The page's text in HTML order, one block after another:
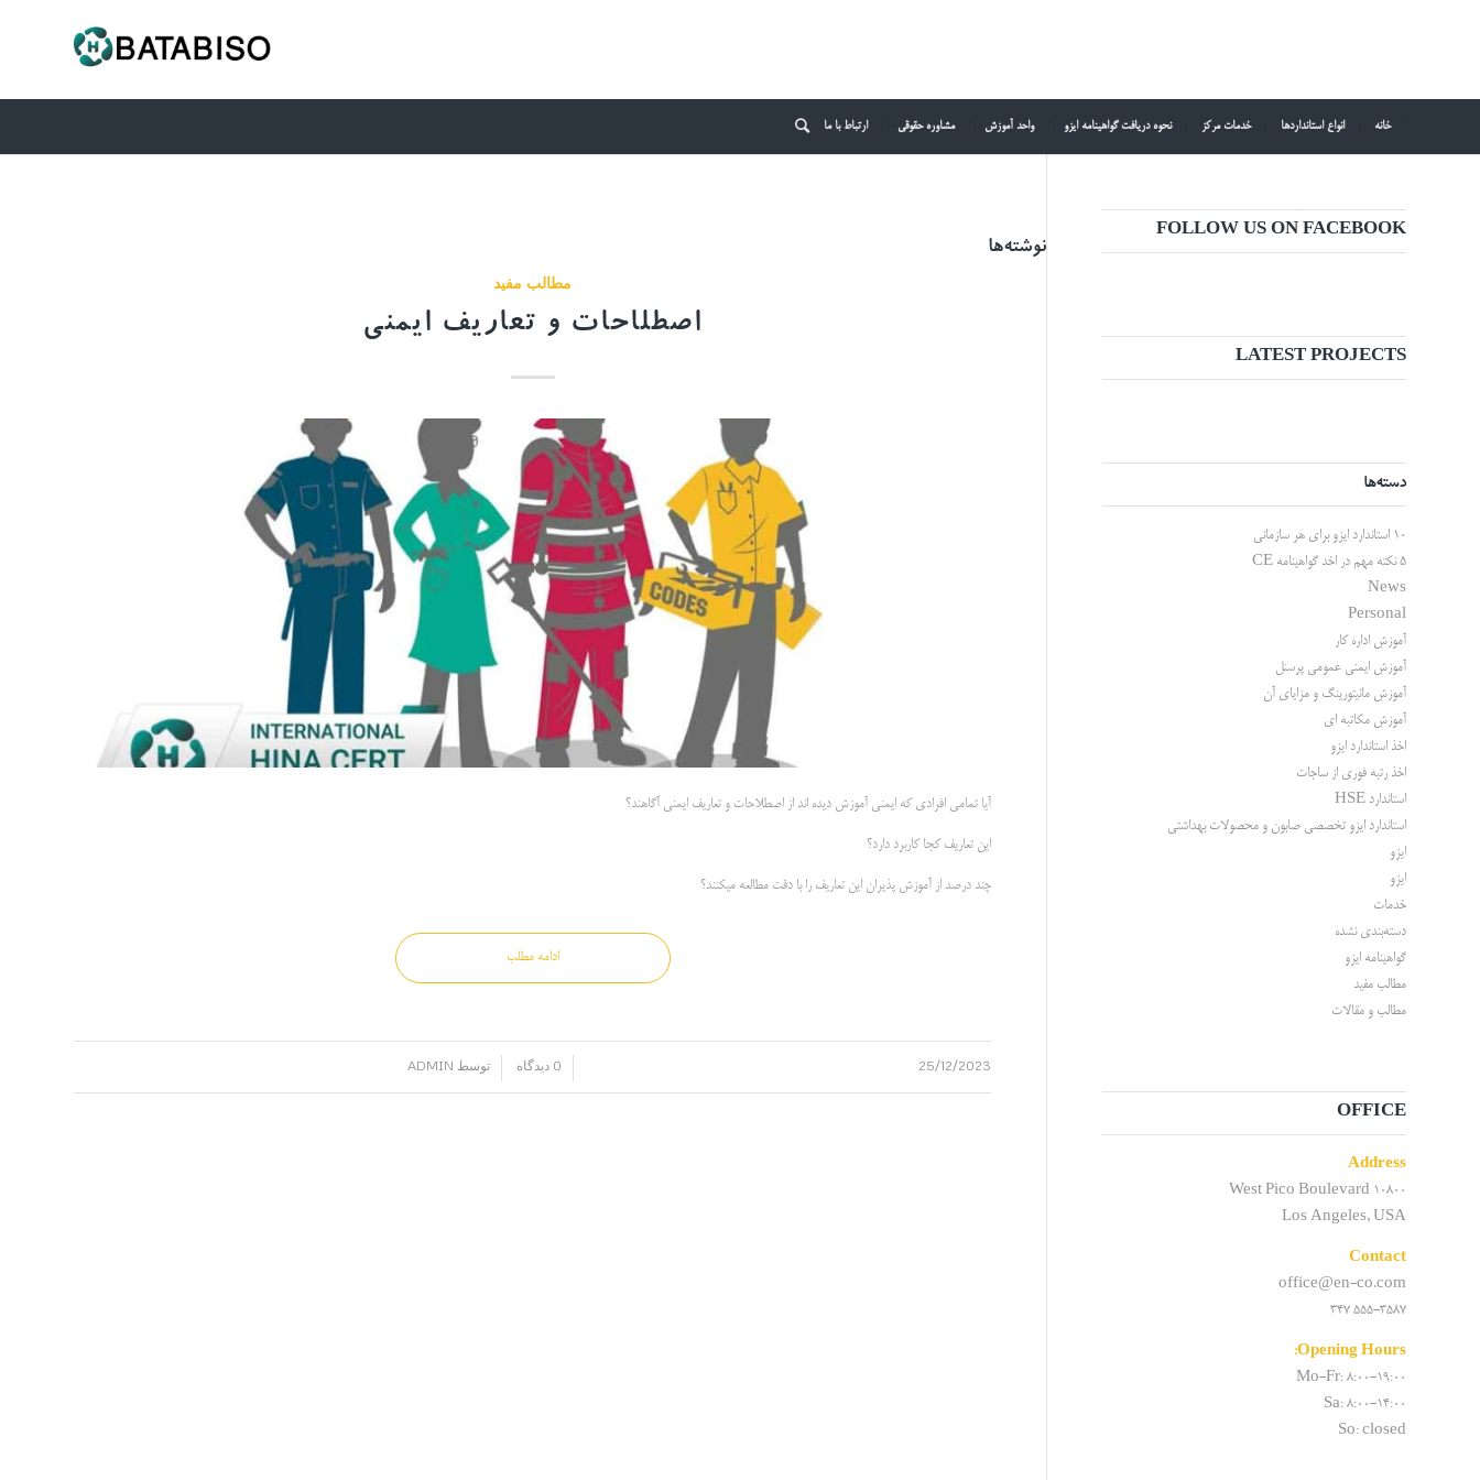
خانه انواع استانداردها خدمات مرکز نحوه دریافت گواهینامه ایزو واحد آموزش مشاوره حقوقی ارتباط با ما
نوشته‌ها
مطالب مفید
اصطلاحات و تعاریف ایمنی
آیا تمامی افرادی که ایمنی آموزش دیده اند از اصطلاحات و تعاریف ایمنی آگاهند؟
این تعاریف کجا کاربرد دارد؟
چند درصد از آموزش پذیران این تعاریف را با دقت مطالعه میکنند؟
ادامه مطلب
25/12/2023 0 دیدگاه توسط ADMIN
FOLLOW US ON FACEBOOK
LATEST PROJECTS
دسته‌ها
10 استاندارد ایزو برای هر سازمانی
5 نکته مهم در اخد گواهینامه CE
News
Personal
آموزش اداره کار
آموزش ایمنی عمومی پرسنل
آموزش مانیتورینگ و مزایای آن
آموزش مکاتبه ای
اخذ استاندارد ایزو
اخذ رتبه فوری از ساجات
استاندارد HSE
استاندارد ایزو تخصصی صابون و محصولات بهداشتی
ایزو
ایزو
خدمات
دسته‌بندی نشده
گواهینامه ایزو
مطالب مفید
مطالب و مقالات
OFFICE
Address
10800 West Pico Boulevard
Los Angeles, USA
Contact
office@en-co.com
555-3587 347
Opening Hours:
Mo-Fr: 8:00-19:00
Sa: 8:00-14:00
So: closed